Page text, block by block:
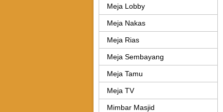
Meja Lobby
Meja Nakas
Meja Rias
Meja Sembayang
Meja Tamu
Meja TV
Mimbar Masjid